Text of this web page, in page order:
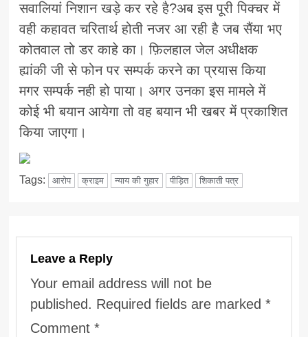
सवालियां निशान खड़े कर रहे है?अब इस पूरी पिक्चर में
वही कहावत चरितार्थ होती नजर आ रही है जब सैंया भए
कोतवाल तो डर काहे का। फ़िलहाल जेल अधीक्षक
ह्यांकी जी से फोन पर सम्पर्क करने का प्रयास किया
मगर सम्पर्क नही हो पाया। अगर उनका इस मामले में
कोई भी बयान आयेगा तो वह बयान भी खबर में प्रकाशित
किया जाएगा।
Tags: आरोप क्राइम न्याय की गुहार पीड़ित शिकाती पत्र
Leave a Reply
Your email address will not be
published. Required fields are marked*
Comment*